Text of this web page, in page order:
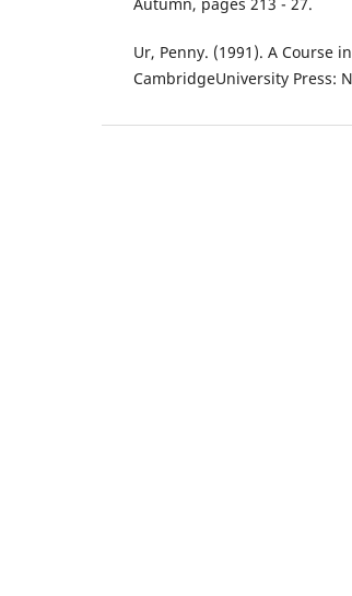
Autumn, pages 213 - 27.
Ur, Penny. (1991). A Course
CambridgeUniversity Press: